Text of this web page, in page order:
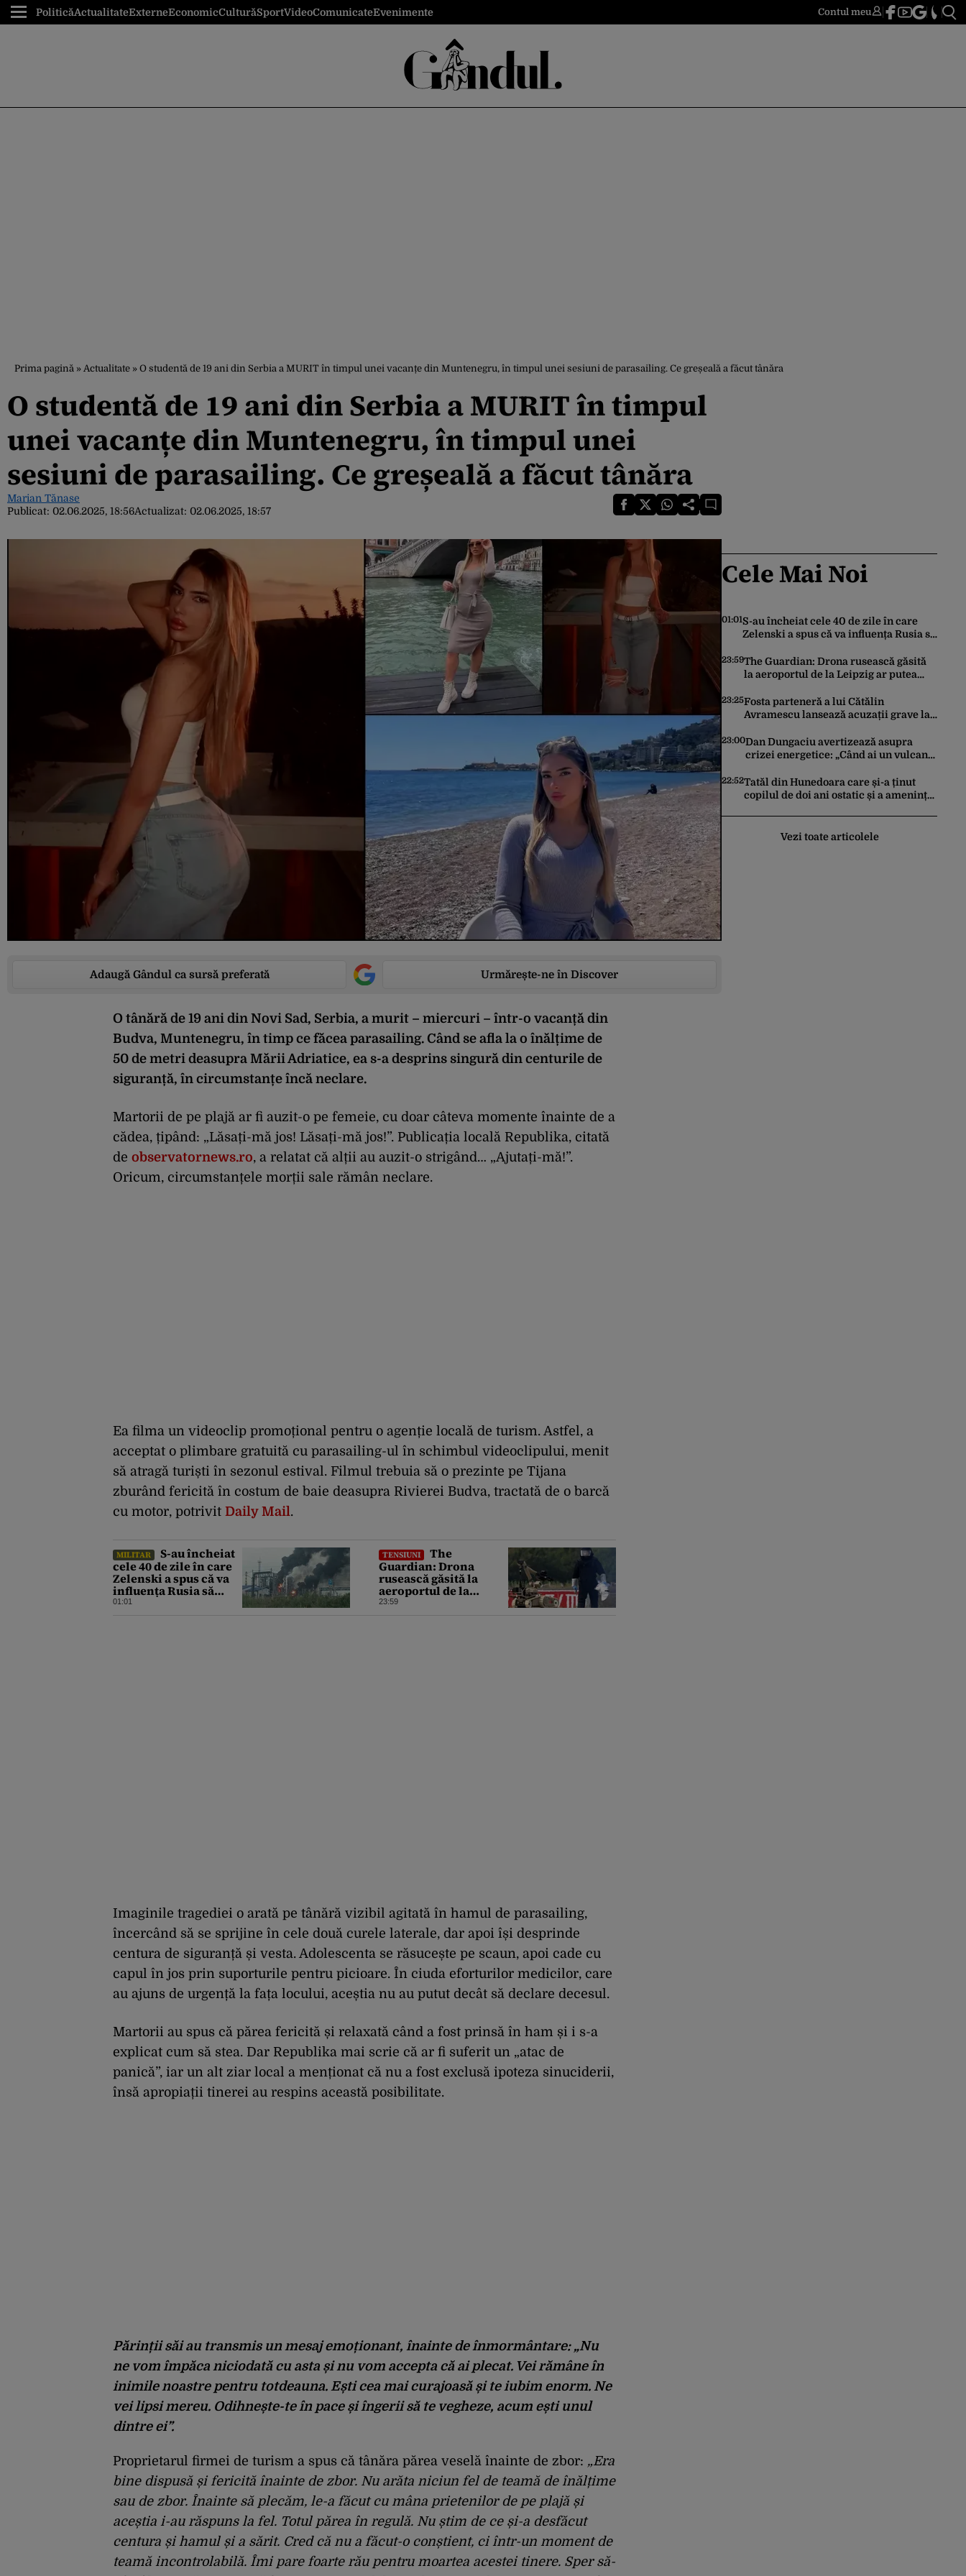
PoliticăActualitateExterneEconomicCulturăSportVideoComunicateEvenimente Contul meu
Prima pagină » Actualitate » O studentă de 19 ani din Serbia a MURIT în timpul unei vacanțe din Muntenegru, în timpul unei sesiuni de parasailing. Ce greșeală a făcut tânăra
O studentă de 19 ani din Serbia a MURIT în timpul
unei vacanțe din Muntenegru, în timpul unei
sesiuni de parasailing. Ce greșeală a făcut tânăra
Marian Tănase
Publicat: 02.06.2025, 18:56Actualizat: 02.06.2025, 18:57
Adaugă Gândul ca sursă preferată Urmărește-ne în Discover
O tânără de 19 ani din Novi Sad, Serbia, a murit – miercuri – într-o vacanță din
Budva, Muntenegru, în timp ce făcea parasailing. Când se afla la o înălțime de
50 de metri deasupra Mării Adriatice, ea s-a desprins singură din centurile de
siguranță, în circumstanțe încă neclare.
Martorii de pe plajă ar fi auzit-o pe femeie, cu doar câteva momente înainte de a
cădea, țipând: „Lăsați-mă jos! Lăsați-mă jos!”. Publicația locală Republika, citată
de observatornews.ro, a relatat că alții au auzit-o strigând… „Ajutați-mă!”.
Oricum, circumstanțele morții sale rămân neclare.
Ea filma un videoclip promoțional pentru o agenție locală de turism. Astfel, a
acceptat o plimbare gratuită cu parasailing-ul în schimbul videoclipului, menit
să atragă turiști în sezonul estival. Filmul trebuia să o prezinte pe Tijana
zburând fericită în costum de baie deasupra Rivierei Budva, tractată de o barcă
cu motor, potrivit Daily Mail.
MILITAR
S-au încheiat
cele 40 de zile în care
Zelenski a spus că va
influența Rusia să
ceară pace. Ce
01:01
TENSIUNI
The
Guardian: Drona
rusească găsită la
aeroportul de la
Leipzig ar putea
23:59
Imaginile tragediei o arată pe tânără vizibil agitată în hamul de parasailing,
încercând să se sprijine în cele două curele laterale, dar apoi își desprinde
centura de siguranță și vesta. Adolescenta se răsucește pe scaun, apoi cade cu
capul în jos prin suporturile pentru picioare. În ciuda eforturilor medicilor, care
au ajuns de urgență la fața locului, aceștia nu au putut decât să declare decesul.
Martorii au spus că părea fericită și relaxată când a fost prinsă în ham și i s-a
explicat cum să stea. Dar Republika mai scrie că ar fi suferit un „atac de
panică”, iar un alt ziar local a menționat că nu a fost exclusă ipoteza sinuciderii,
însă apropiații tinerei au respins această posibilitate.
Părinții săi au transmis un mesaj emoționant, înainte de înmormântare: „Nu
ne vom împăca niciodată cu asta și nu vom accepta că ai plecat. Vei rămâne în
inimile noastre pentru totdeauna. Ești cea mai curajoasă și te iubim enorm. Ne
vei lipsi mereu. Odihnește-te în pace și îngerii să te vegheze, acum ești unul
dintre ei”.
Proprietarul firmei de turism a spus că tânăra părea veselă înainte de zbor: „Era
bine dispusă și fericită înainte de zbor. Nu arăta niciun fel de teamă de înălțime
sau de zbor. Înainte să plecăm, le-a făcut cu mâna prietenilor de pe plajă și
aceștia i-au răspuns la fel. Totul părea în regulă. Nu știm de ce și-a desfăcut
centura și hamul și a sărit. Cred că nu a făcut-o conștient, ci într-un moment de
teamă incontrolabilă. Îmi pare foarte rău pentru moartea acestei tinere. Sper să-
Cele Mai Noi
01:01S-au încheiat cele 40 de zile în care
Zelenski a spus că va influența Rusia să
operațiunea Kievului
23:59The Guardian: Drona rusească găsită
la aeroportul de la Leipzig ar putea
tensiunilor NATO-Rusia
23:25Fosta parteneră a lui Cătălin
Avramescu lansează acuzații grave la
sesizat DIICOT: „Făcea baie complet
dezbrăcat cu copiii”. Fostul consilier
23:00Dan Dungaciu avertizează asupra
crizei energetice: „Când ai un vulcan
leucoplast”
22:52Tatăl din Hunedoara care și-a ținut
copilul de doi ani ostatic și a amenințat
Vezi toate articolele